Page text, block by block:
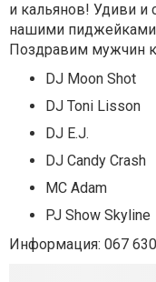
и кальянов! Удиви и
нашими
Поздравим мужчин
DJ Moon Shot
DJ Toni Lisson
DJ E.J.
DJ Candy Crash
MC Adam
PJ Show Skyline
Информация: 067